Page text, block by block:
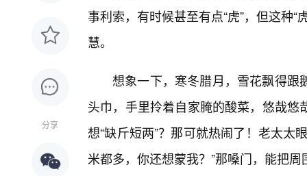
分享
事利索，有时候甚至有点“虎”，但这种
慧。
想象一下，寒冬腊月，雪花飘得跟
头巾，手里拎着自家腌的酸菜，悠哉
想“缺斤短两”？那可就热闹了！老太太
米都多，你还想蒙我？”那嗓门，能把